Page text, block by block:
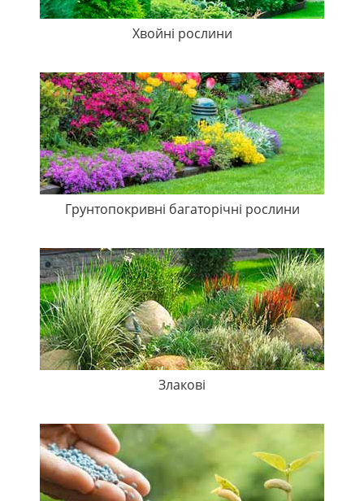
Хвойні рослини
Грунтопокривні багаторічні рослини
Злакові